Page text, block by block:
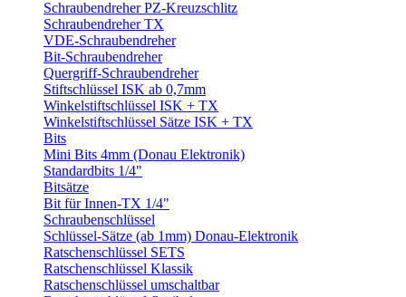
Schraubendreher PZ-Kreuzschlitz
Schraubendreher TX
VDE-Schraubendreher
Bit-Schraubendreher
Quergriff-Schraubendreher
Stiftschlüssel ISK ab 0,7mm
Winkelstiftschlüssel ISK + TX
Winkelstiftschlüssel Sätze ISK + TX
Bits
Mini Bits 4mm (Donau Elektronik)
Standardbits 1/4"
Bitsätze
Bit für Innen-TX 1/4"
Schraubenschlüssel
Schlüssel-Sätze (ab 1mm) Donau-Elektronik
Ratschenschlüssel SETS
Ratschenschlüssel Klassik
Ratschenschlüssel umschaltbar